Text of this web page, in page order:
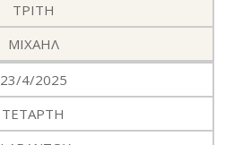
ΤΡΙΤΗ
ΜΙΧΑΗΛ
23/4/2025
ΤΕΤΑΡΤΗ